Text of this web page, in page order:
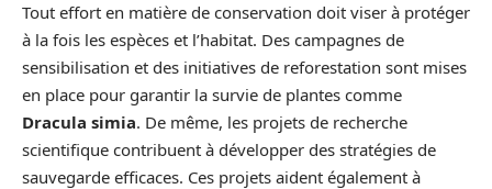
Tout effort en matière de conservation doit viser à protéger
à la fois les espèces et l’habitat. Des campagnes de
sensibilisation et des initiatives de reforestation sont mises
en place pour garantir la survie de plantes comme
Dracula simia. De même, les projets de recherche
scientifique contribuent à développer des stratégies de
sauvegarde efficaces. Ces projets aident également à